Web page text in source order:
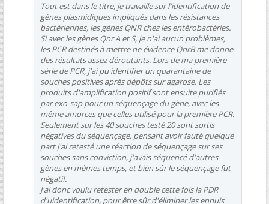
Tout est dans le titre, je travaille sur l'identification de
gènes plasmidiques impliqués dans les résistances
bactériennes, les gènes QNR chez les entérobactéries.
Si avec les gènes Qnr A et S, je n'ai aucun problèmes,
les PCR destinés à mettre ne évidence QnrB me donne
des résultats assez déroutants. Lors de ma première
série de PCR, j'ai pu identifier un quarantaine de
souches positives après dépôts sur agarose. Les
produits d'amplification positif sont ensuite purifiés
par exo-sap pour un séquençage du gène, avec les
même amorces que celles utilisé pour la première PCR.
Seulement sur les 40 souches testé 20 sont sortis
négatives du séquençage, pensant avoir fauté quelque
part j'ai retesté une réaction de séquençage sur ses
souches sans conviction, j'avais séquencé d'autres
gènes en mêmes temps, et bien sûr le séquençage fut
négatif.
J'ai donc voulu retester en double cette fois la PDR
d'uidentification, pour être sûr d'éliminer les ennuis